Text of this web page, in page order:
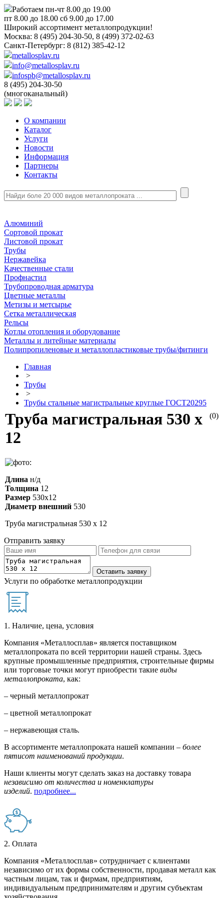
Работаем пн-чт 8.00 до 19.00
пт 8.00 до 18.00 сб 9.00 до 17.00
Широкий ассортимент металлопродукции!
Москва: 8 (495) 204-30-50, 8 (499) 372-02-63
Санкт-Петербург: 8 (812) 385-42-12
metallosplav.ru
info@metallosplav.ru
infospb@metallosplav.ru
8 (495) 204-30-50
(многоканальный)
О компании
Каталог
Услуги
Новости
Информация
Партнеры
Контакты
Алюминий
Сортовой прокат
Листовой прокат
Трубы
Нержавейка
Качественные стали
Профнастил
Трубопроводная арматура
Цветные металлы
Метизы и метсырье
Сетка металлическая
Рельсы
Котлы отопления и оборудование
Металлы и литейные материалы
Полипропиленовые и металлопластиковые трубы/фитинги
Главная
>
Трубы
>
Трубы стальные магистральные круглые ГОСТ20295
(0)
Труба магистральная 530 х
12
Длина н/д
Толщина 12
Размер 530х12
Диаметр внешний 530
Труба магистральная 530 х 12
Отправить заявку
Услуги по обработке металлопродукции
1. Наличие, цена, условия
Компания «Металлосплав» является поставщиком
металлопроката по всей территории нашей страны. Здесь
крупные промышленные предприятия, строительные фирмы
или торговые точки могут приобрести такие виды
металлопроката, как:
– черный металлопрокат
– цветной металлопрокат
– нержавеющая сталь.
В ассортименте металлопроката нашей компании – более
пятисот наименований продукции.
Наши клиенты могут сделать заказ на доставку товара
независимо от количества и номенклатуры
изделий. подробнее...
2. Оплата
Компания «Металлосплав» сотрудничает с клиентами
независимо от их формы собственности, продавая металл как
частным лицам, так и фирмам, предприятиям,
индивидуальным предпринимателям и другим субъектам